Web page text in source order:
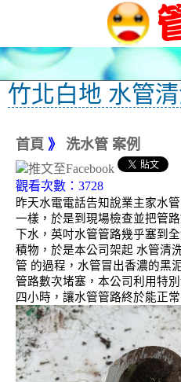
竹北白地 水管
首頁 》 洗水管 案例
觀看次數：3728
昨天水電電話告知說業主家水
一樣，於是到現場檢查並把管
下水，英吋水管管路幾乎塞到
積物，於是本公司架起 水管清
管 的過程，水管冒出香濃的黑
管路數次堵塞，本公司利用特
四小時，讓水管管路終於能正常